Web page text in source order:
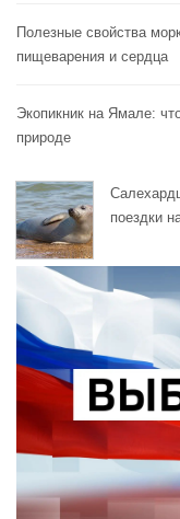
Полезные свойства
пищеварения и сердца
Экопикник на Ямале:
природе
поездки